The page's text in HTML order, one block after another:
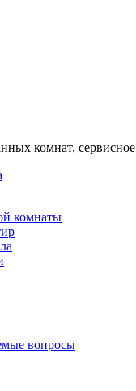
комнат,
комнаты
вопросы